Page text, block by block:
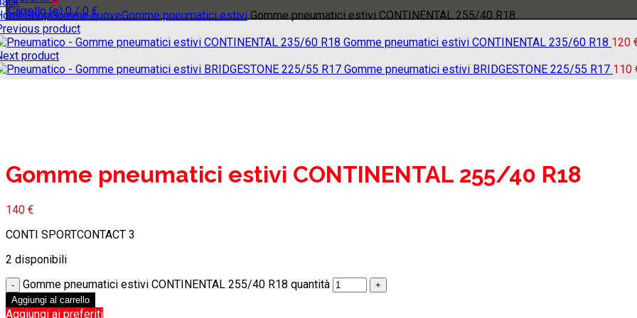
Carrello (o) 0 / 0 €
ShopGomme nuoveGomme pneumatici estiviGomme pneumatici estivi CONTINENTAL 255/40 R18
product
Gomme pneumatici estivi CONTINENTAL 235/60 R18 120
product
Gomme pneumatici estivi BRIDGESTONE 225/55 R17 110
Gomme pneumatici estivi CONTINENTAL 255/40 R18
140 €
CONTI SPORTCONTACT 3
2 disponibili
Gomme pneumatici estivi CONTINENTAL 255/40 R18 quantità
Aggiungi al carrello
Aggiungi ai preferiti